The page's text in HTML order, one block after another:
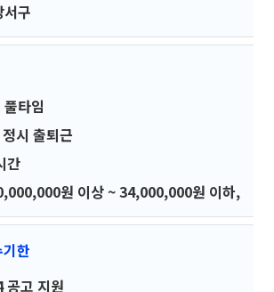
서구
타임
시 출퇴근
간
원 이상 ~ 34,000,000원 이하,
한
공고 지원